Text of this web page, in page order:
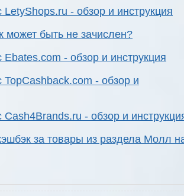
LetyShops.ru - обзор и инструкция
может быть не зачислен?
Ebates.com - обзор и инструкция
TopCashback.com - обзор и
Cash4Brands.ru - обзор и
за товары из раздела Молл